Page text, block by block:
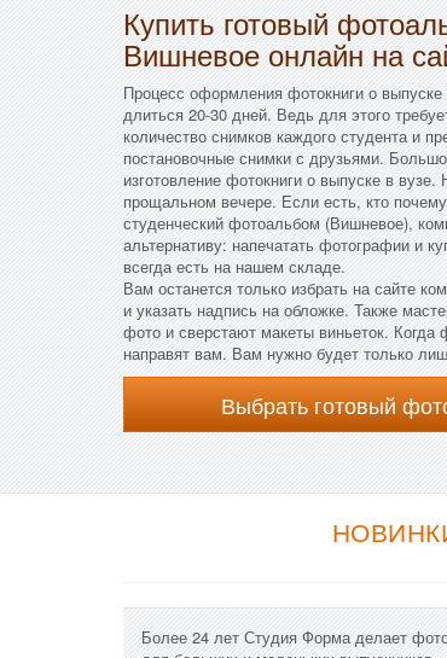
Купить готовый
Вишневое онлайн на
Процесс оформления фотокниги о
длиться 20-30 дней. Ведь для этого
количество снимков каждого студента и
постановочные снимки с друзьями.
изготовление фотокниги о выпуске в
прощальном вечере. Если есть, кто
студенческий фотоальбом (Вишневое),
альтернативу: напечатать фотографии и
всегда есть на нашем складе.
Вам останется только избрать на сайте
и указать надпись на обложке. Также
фото и сверстают макеты виньеток.
направят вам. Вам нужно будет только
Выбрать готовый
Более 24 лет Студия Форма делает